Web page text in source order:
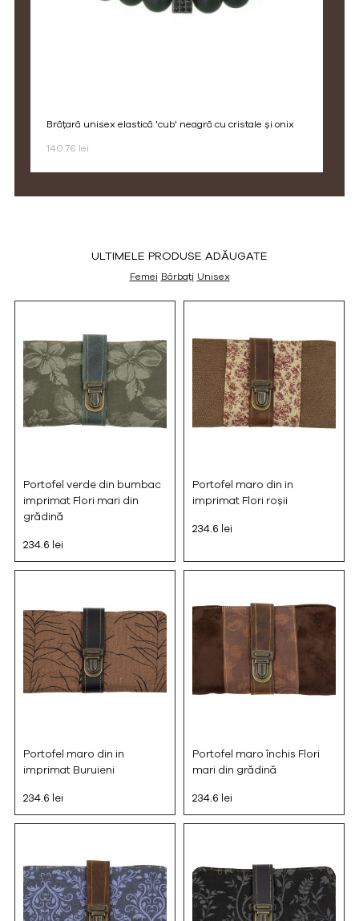
brățară unisex elastică 'cub' neagră cu cristale și onix
140.76 lei
ULTIMELE PRODUSE ADĂUGATE
Femei Bărbați Unisex
Portofel verde din bumbac
imprimat Flori mari din
grădină
234.6 lei
Portofel maro din in
imprimat Flori roșii
234.6 lei
Portofel maro din in
imprimat Buruieni
234.6 lei
Portofel maro închis Flori
mari din grădină
234.6 lei